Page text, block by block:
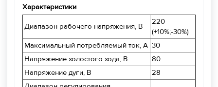
Характеристики
Диапазон рабочего напряжения, В
220
(+10%;-30%)
Максимальный потребляемый ток, А 30
Напряжение холостого хода, В
80
Напряжение дуги, В
28